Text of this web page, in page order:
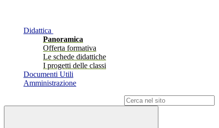
Didattica
Panoramica
Offerta formativa
Le schede didattiche
I progetti delle classi
Documenti Utili
Amministrazione